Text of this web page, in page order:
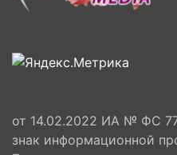
от 14.02.2022 ИА № ФС
знак информационной